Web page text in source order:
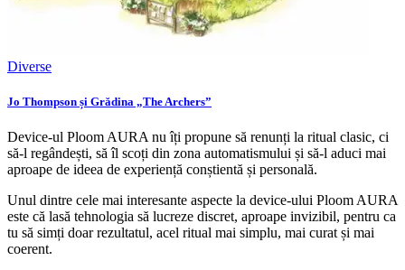
Diverse
Jo Thompson și Grădina „The Archers”
Device-ul Ploom AURA nu îți propune să renunți la ritual clasic, ci
să-l regândești, să îl scoți din zona automatismului și să-l aduci mai
aproape de ideea de experiență conștientă și personală.
Unul dintre cele mai interesante aspecte la device-ului Ploom AURA
este că lasă tehnologia să lucreze discret, aproape invizibil, pentru ca
tu să simți doar rezultatul, acel ritual mai simplu, mai curat și mai
coerent.